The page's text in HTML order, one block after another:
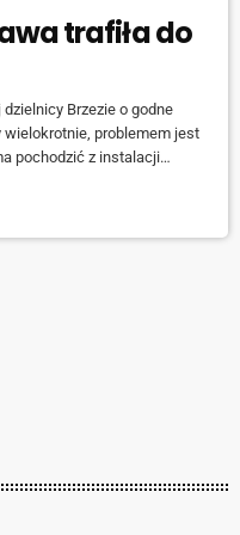
trafiła do
Brzezie o godne
problemem jest
pochodzić z instalacji
się obok
mediaid="148448"]